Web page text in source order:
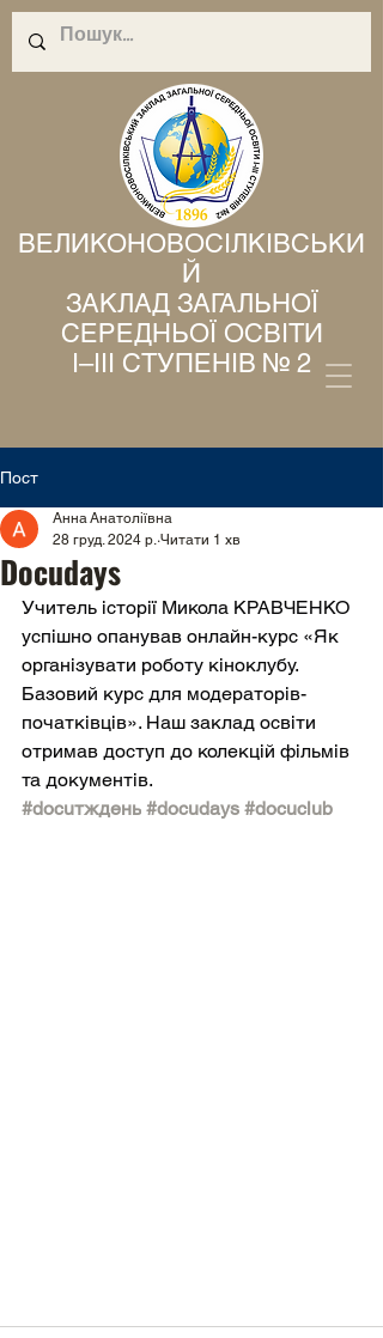
ВЕЛИКОНОВОСІЛКІВСЬКИ
Й
ЗАКЛАД ЗАГАЛЬНОЇ
СЕРЕДНЬОЇ ОСВІТИ
І–ІІІ СТУПЕНІВ № 2
Пост
Docudays
Анна Анатоліївна
28 груд. 2024 р. Читати 1 хв
Учитель історії Микола КРАВЧЕНКО
успішно опанував онлайн-курс «Як
організувати роботу кіноклубу.
Базовий курс для модераторів-
початківців». Наш заклад освіти
отримав доступ до колекцій фільмів
та документів.
#docuтждень #docudays #docuclub